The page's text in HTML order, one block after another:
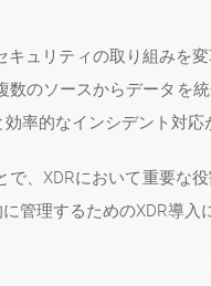
ュリティの取り組みを
のソースからデータを
率的なインシデント対応
、XDRにおいて重要な役
管理するためのXDR導入